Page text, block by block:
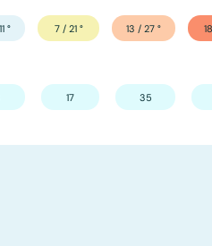
° 7 / 21° 13 / 27 °
17 35